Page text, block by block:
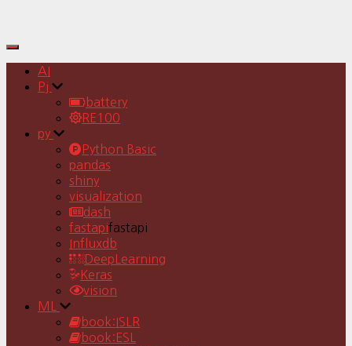
Toggle
Navigation
AI
Pj
battery
RE100
py
Python Basic
pandas
shiny
visualization
dash
fastapifastapi
Influxdb
DeepLearning
Keras
vision
ML
book:ISLR
book:ESL